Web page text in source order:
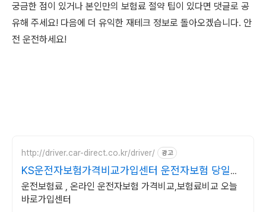
궁금한 점이 있거나 본인만의 보험료 절약 팁이 있다면 댓글로 공
유해 주세요! 다음에 더 유익한 재테크 정보로 돌아오겠습니다. 안
전 운전하세요!
http://driver.car-direct.co.kr/driver/ 광고
KS운전자보험가격비교가입센터 운전자보험 당일가
입센터
운전보험료 , 온라인 운전자보험 가격비교,보험료비교 오늘
바로가입센터